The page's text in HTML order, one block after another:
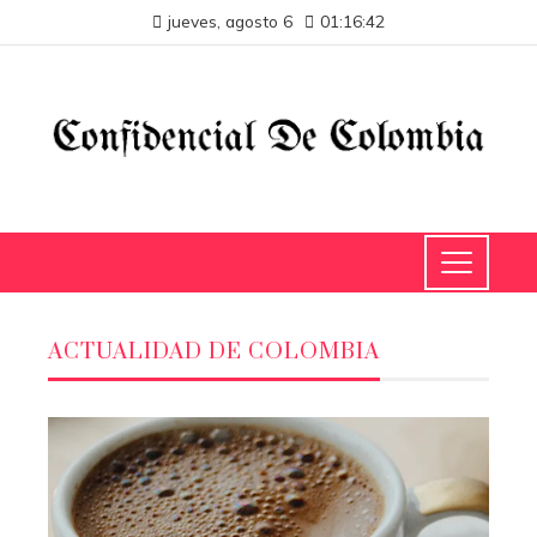
jueves, agosto 6 01:16:43
ACTUALIDAD DE COLOMBIA